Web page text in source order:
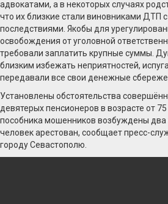
адвокатами, а в некоторых случаях
что их близкие стали виновниками ДТП
последствиями. Якобы для
освобождения от уголовной
требовали заплатить крупные суммы.
близким избежать неприятностей,
передавали все свои денежные
Установлены обстоятельства
девятерых пенсионеров в возрасте от
пособника мошенников возбуждены
человек арестован, сообщает пресс-
городу Севастополю.